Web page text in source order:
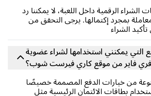
الرقمية داخل اللعبة، لا يمكننا رد
بمجرد إكتمالها. يرجى التحقق من
استخدامها لشراء عضوية
من موقع كاري فيرست شوب؟
خيارات الدفع المصممة خصيصًا
الائتمان الرئيسية مثل